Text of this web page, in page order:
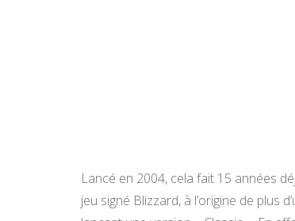
Lancé en 2004, cela fait 15 années
jeu signé Blizzard, à l’origine de plus